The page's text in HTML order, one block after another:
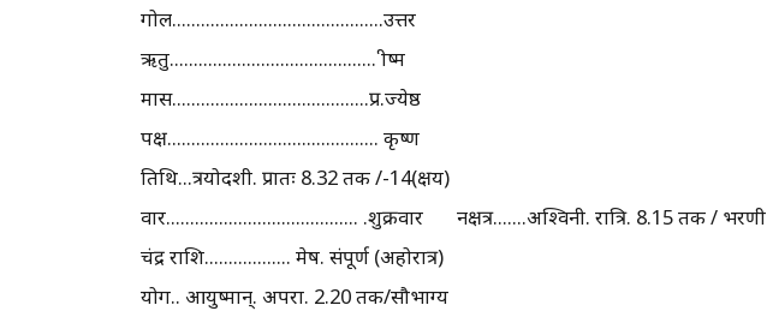
गोल............................................उत्तर
ऋतु........................................... ग्रीष्म
मास.........................................प्र.ज्येष्ठ
पक्ष............................................ कृष्ण
तिथि...त्रयोदशी. प्रातः 8.32 तक /-14(क्षय)
वार........................................ .शुक्रवार नक्षत्र.......अश्विनी. रात्रि. 8.15 तक / भरणी
चंद्र राशि.................. मेष. संपूर्ण (अहोरात्र)
योग.. आयुष्मान्. अपरा. 2.20 तक/सौभाग्य